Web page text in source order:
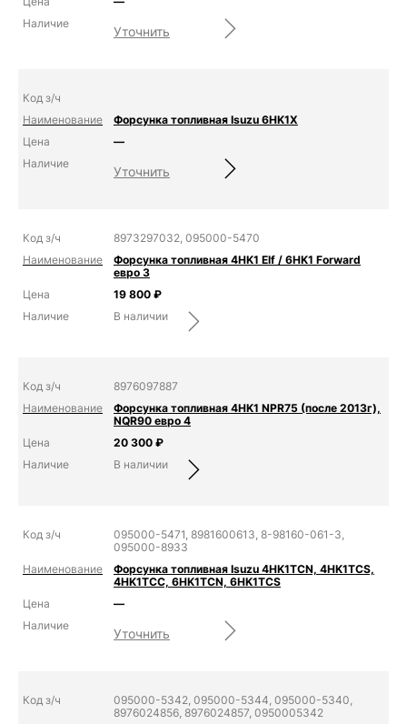
Уточнить
Форсунка топливная Isuzu 6HK1X
—
Уточнить
8973297032, 095000-5470
Форсунка топливная 4HK1 Elf / 6HK1 Forward
евро 3
19 800 ₽
В наличии
8976097887
Форсунка топливная 4HK1 NPR75 (после 2013г),
NQR90 евро 4
20 300 ₽
В наличии
095000-5471, 8981600613, 8-98160-061-3,
095000-8933
Форсунка топливная Isuzu 4HK1TCN, 4HK1TCS,
4HK1TCC, 6HK1TCN, 6HK1TCS
—
Уточнить
095000-5342, 095000-5344, 095000-5340,
8976024856, 8976024857, 0950005342